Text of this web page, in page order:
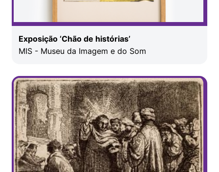
Exposição ‘Chão de histórias’
MIS - Museu da Imagem e do Som